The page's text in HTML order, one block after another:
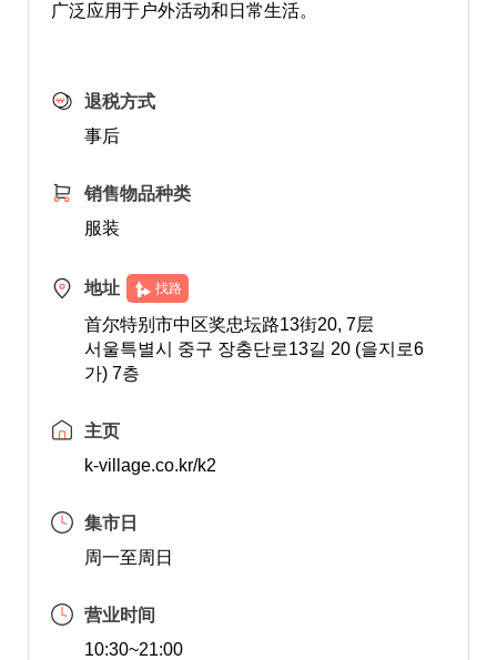
广泛应用于户外活动和日常生活。
退税方式
事后
销售物品种类
服装
地址 找路
首尔特别市中区奖忠坛路13街20, 7层
서울특별시 중구 장충단로13길 20 (을지로6
가) 7층
主页
k-village.co.kr/k2
集市日
周一至周日
营业时间
10:30~21:00